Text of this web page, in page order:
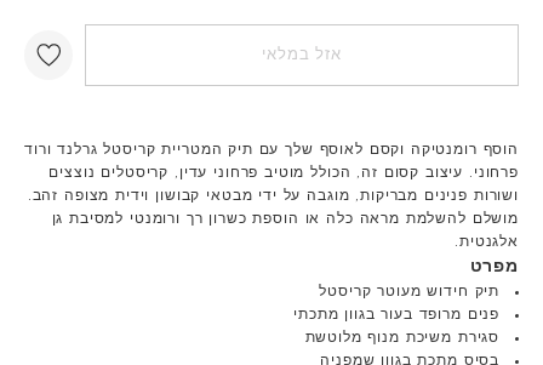
אזל במלאי
הוסף רומנטיקה וקסם לאוסף שלך עם תיק המטריית קריסטל גרלנד ורוד
פרחוני. עיצוב קסום זה, הכולל מוטיב פרחוני עדין, קריסטלים נוצצים
ושורות פנינים מבריקות, מוגבה על ידי מבטאי קבושון וידית מצופה זהב.
מושלם להשלמת מראה כלה או הוספת כשרון רך ורומנטי למסיבת גן
אלגנטית.
מפרט
תיק חידוש מעוטר קריסטל
פנים מרופד בעור בגוון מתכתי
סגירת משיכת מנוף מלוטשת
בסיס מתכת בגוון שמפניה